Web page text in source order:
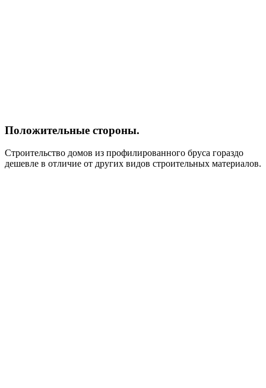
Положительные стороны.
Строительство домов из профилированного бруса гораздо
дешевле в отличие от других видов строительных материалов.